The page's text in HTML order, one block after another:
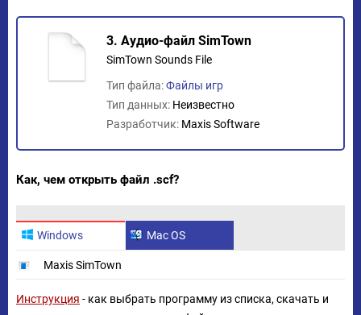
3. Аудио-файл SimTown
SimTown Sounds File
Тип файла:Файлы игр
Тип данных: Неизвестно
Разработчик: Maxis Software
Как, чем открыть файл .scf?
Windows Mac OS
Maxis SimTown
Инструкция - как выбрать программу из списка, скачать и